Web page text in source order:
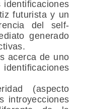
futurista y un
del self-
generado
acerca de uno
(aspecto
introyecciones